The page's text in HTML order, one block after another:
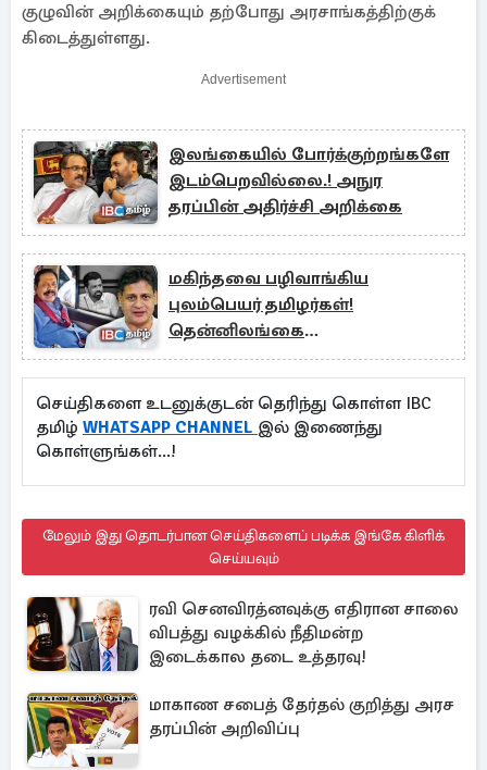
குழுவின் அறிக்கையும் தற்போது அரசாங்கத்திற்குக்
கிடைத்துள்ளது.
Advertisement
இலங்கையில் போர்க்குற்றங்களே
இடம்பெறவில்லை.! அநுர
தரப்பின் அதிர்ச்சி அறிக்கை
மகிந்தவை பழிவாங்கிய
புலம்பெயர் தமிழர்கள்!
தென்னிலங்கை
அரசியல்வாதியின் ஆதங்கம்
செய்திகளை உடனுக்குடன் தெரிந்து கொள்ள IBC
தமிழ் WHATSAPP CHANNEL இல் இணைந்து
கொள்ளுங்கள்...!
மேலும் இது தொடர்பான செய்திகளைப் படிக்க இங்கே கிளிக்
செய்யவும்
ரவி செனவிரத்னவுக்கு எதிரான சாலை
விபத்து வழக்கில் நீதிமன்ற
இடைக்கால தடை உத்தரவு!
மாகாண சபைத் தேர்தல் குறித்து அரச
தரப்பின் அறிவிப்பு